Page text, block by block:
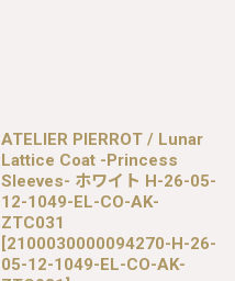
ATELIER PIERROT / Lunar
Lattice Coat -Princess
Sleeves- ホワイト H-26-05-
12-1049-EL-CO-AK-
ZTC031
[2100030000094270-H-26-
05-12-1049-EL-CO-AK-